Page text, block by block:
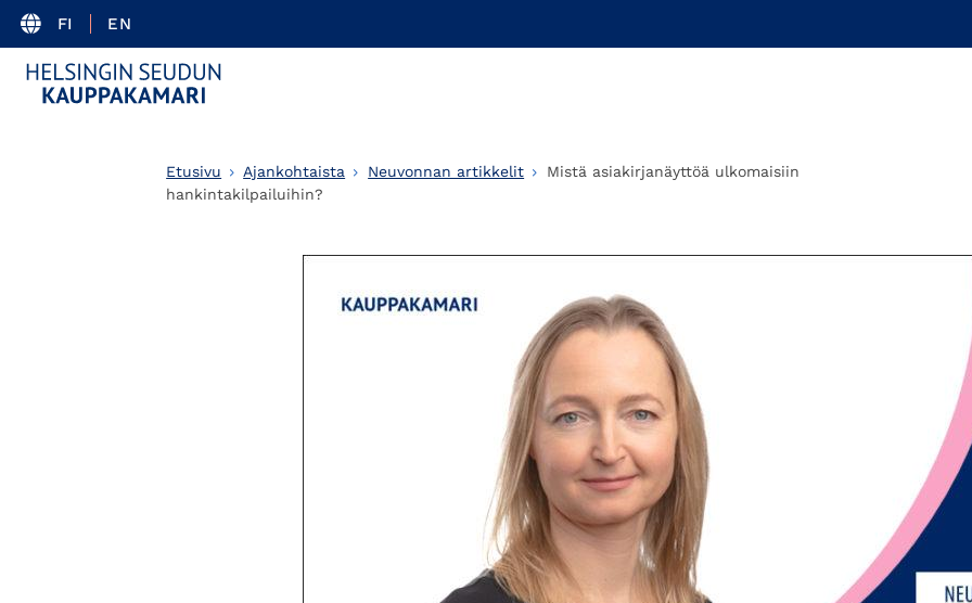
FI EN
Etusivu Ajankohtaista Neuvonnan artikkelit
Mistä asiakirjanäyttöä ulkomaisiin
hankintakilpailuihin?